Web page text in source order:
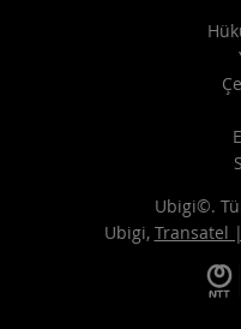
Ubigi©.
Ubigi, Transatel